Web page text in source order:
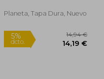
Planeta, Tapa Dura, Nuevo